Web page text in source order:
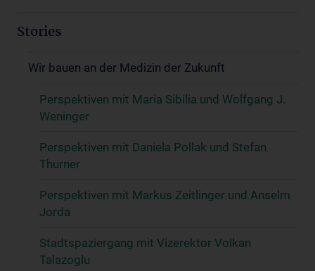
Stories
Wir bauen an der Medizin der Zukunft
Perspektiven mit Maria Sibilia und Wolfgang J.
Weninger
Perspektiven mit Daniela Pollak und Stefan
Thurner
Perspektiven mit Markus Zeitlinger und Anselm
Jorda
Stadtspaziergang mit Vizerektor Volkan
Talazoglu